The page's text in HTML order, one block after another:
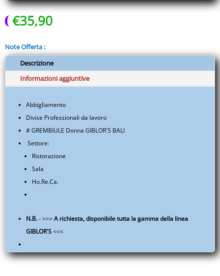
Ristorazione
-
Sala
EUITAMAAP05A.S011.005A
quantità
€35,90
Note Offerta :
Descrizione
Informazioni aggiuntive
Abbigliamento
Divise Professionali da lavoro
# GREMBIULE Donna GIBLOR'S BALI
Settore:
Ristorazione
Sala
Ho.Re.Ca.
N.B.- >>>A richiesta, disponibile tutta la gamma della linea
GIBLOR'S<<<